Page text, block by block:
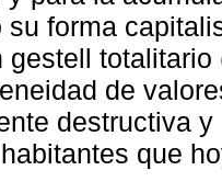
su forma
gestell
de
destructiva
que